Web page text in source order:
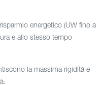
energetico (UW fino a
e allo stesso tempo
la massima rigidità e